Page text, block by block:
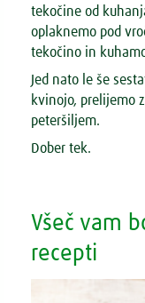
tekočine od
oplaknemo pod
tekočino in
Jed nato le še
kvinojo, prelijemo
peteršiljem.
Dober tek.
Všeč vam
recepti